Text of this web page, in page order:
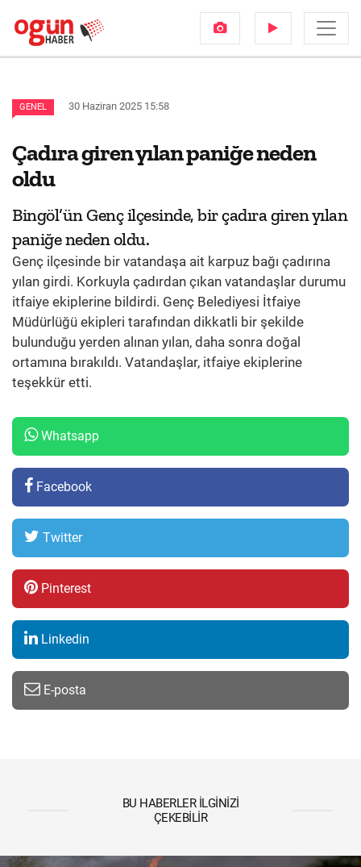
GENEL 30 Haziran 2025 15:58
Çadıra giren yılan paniğe neden
oldu
Bingöl’ün Genç ilçesinde, bir çadıra giren yılan
paniğe neden oldu.
Genç ilçesinde bir vatandaşa ait karpuz bağı çadırına
yılan girdi. Korkuyla çadırdan çıkan vatandaşlar durumu
itfaiye ekiplerine bildirdi. Genç Belediyesi İtfaiye
Müdürlüğü ekipleri tarafından dikkatli bir şekilde
bulunduğu yerden alınan yılan, daha sonra doğal
ortamına bırakıldı. Vatandaşlar, itfaiye ekiplerine
teşekkür etti.
Whatsapp
Facebook
Twitter
Pinterest
Linkedin
E-posta
BU HABERLER İLGINIZI
ÇEKEBILIR